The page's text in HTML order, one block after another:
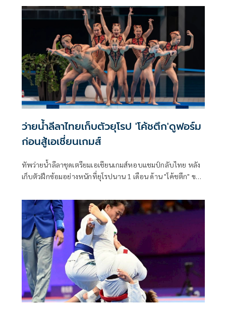
สุด 3 เหรียญทอง ขณะที่สิงห์ฯ ไม่รอช้าเตรียมสานต่อความ
สำเร็จส่งขุมกำลังทีมชาติชุดใหญ่บินเข้าแคมป์ชุบตัวเข้ม ที่คุนห
มิง หวังสร้างผลงานยอดเยี่ยมในศึกเอเชียนเกมส์ ครั้งที่ 20 ที่แดน
ว่ายน้ำลีลาไทยเก็บตัวยุโรป 'โค้ชตึก'ดูฟอร์ม
ก่อนสู้เอเชี่ยนเกมส์
ทัพว่ายน้ำลีลาชุดเตรียมเอเชียนเกมส์หอบแชมป์กลับไทย หลัง
เก็บตัวฝึกซ้อมอย่างหนักที่ยุโรปนาน 1 เดือน ด้าน "โค้ชตึก" ขอ
กรกฎาคมนี้ ก่อนจะตั้งเป้าในศึกเอเชียนเกมส์ แต่ก็ยืนยันว่าจะ
ต้องทำผลงานให้ดีกว่าเอเชียนเกมส์ครั้งที่แล้ว